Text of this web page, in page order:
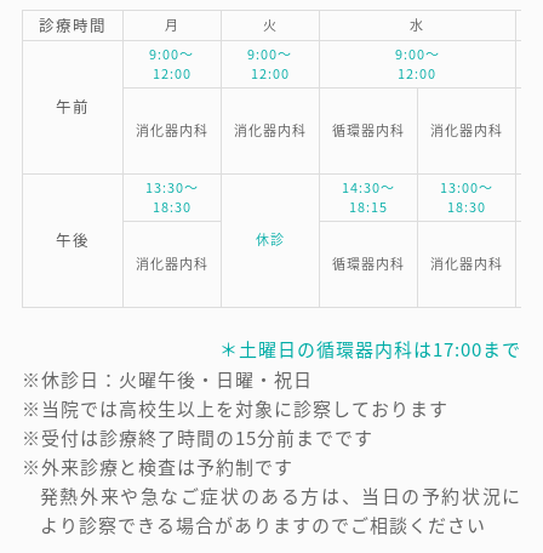
診療時間 月 火 水
午前
9:00～
12:00
9:00～
12:00
9:00～
12:00
消化器内科 消化器内科 循環器内科 消化器内科
午後
13:30～
18:30
休診
14:30～
18:15
13:00～
18:30
消化器内科 循環器内科 消化器内科
＊土曜日の循環器内科は17:00まで
※休診日：火曜午後・日曜・祝日
※当院では高校生以上を対象に診察しております
※受付は診療終了時間の15分前までです
※外来診療と検査は予約制です
発熱外来や急なご症状のある方は、当日の予約状況に
より診察できる場合がありますのでご相談ください